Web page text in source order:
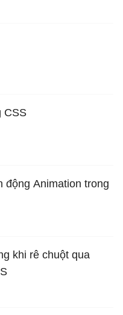
CSS
động Animation trong
khi rê chuột qua